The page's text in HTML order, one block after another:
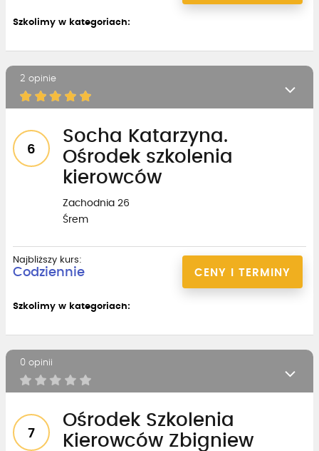
Szkolimy w kategoriach:
2 opinie
6
Socha Katarzyna.
Ośrodek szkolenia
kierowców
Zachodnia 26
Śrem
CENY I TERMINY
Najbliższy kurs:
Codziennie
Szkolimy w kategoriach:
0 opinii
7
Ośrodek Szkolenia
Kierowców Zbigniew